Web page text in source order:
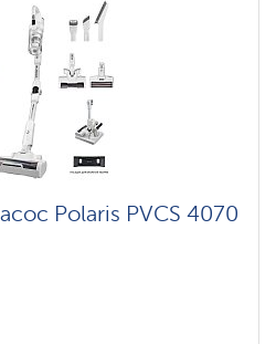
Polaris PVCS 4070